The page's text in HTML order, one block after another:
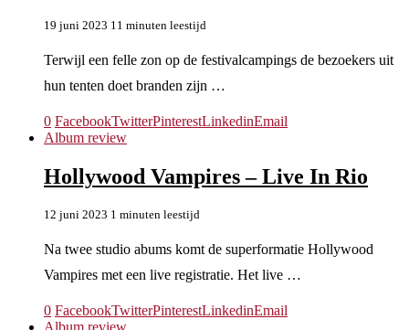
19 juni 2023 11 minuten leestijd
Terwijl een felle zon op de festivalcampings de bezoekers uit
hun tenten doet branden zijn …
0 FacebookTwitterPinterestLinkedinEmail
Album review
Hollywood Vampires – Live In Rio
12 juni 2023 1 minuten leestijd
Na twee studio abums komt de superformatie Hollywood
Vampires met een live registratie. Het live …
0 FacebookTwitterPinterestLinkedinEmail
Album review